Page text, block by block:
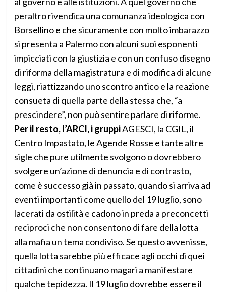
peraltro rivendica una comunanza ideologica con
Borsellino e che sicuramente con molto imbarazzo
si presenta a Palermo con alcuni suoi esponenti
impicciati con la giustizia e con un confuso disegno
di riforma della magistratura e di modifica di alcune
leggi, riattizzando uno scontro antico e la reazione
consueta di quella parte della stessa che, “a
prescindere”, non può sentire parlare di riforme.
Per il resto, l’ARCI, i gruppiAGESCI, la CGIL, il
Centro Impastato, le Agende Rosse e tante altre
sigle che pure utilmente svolgono o dovrebbero
svolgere un’azione di denuncia e di contrasto,
come è successo già in passato, quando si arriva ad
eventi importanti come quello del 19 luglio, sono
lacerati da ostilità e cadono in preda a preconcetti
reciproci che non consentono di fare della lotta
alla mafia un tema condiviso. Se questo avvenisse,
quella lotta sarebbe più efficace agli occhi di quei
cittadini che continuano magari a manifestare
qualche tepidezza. Il 19 luglio dovrebbe essere il